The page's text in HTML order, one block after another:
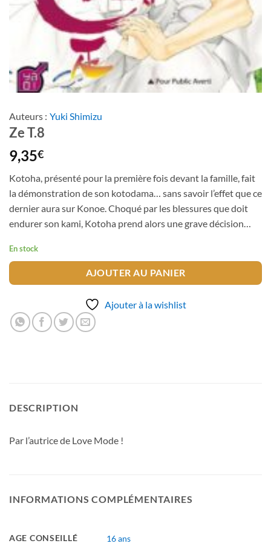
Auteurs : Yuki Shimizu
Ze T.8
9,35€
Kotoha, présenté pour la première fois devant la famille, fait
la démonstration de son kotodama… sans savoir l’effet que ce
dernier aura sur Konoe. Choqué par les blessures que doit
endurer son kami, Kotoha prend alors une grave décision…
En stock
AJOUTER AU PANIER
Ajouter à la wishlist
DESCRIPTION
Par l’autrice de Love Mode !
INFORMATIONS COMPLÉMENTAIRES
AGE CONSEILLÉ 16 ans